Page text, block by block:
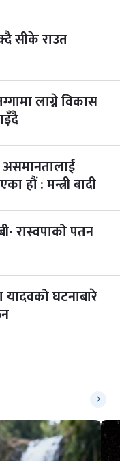
सीके राउत
लाग्ने विकास
हौं : मन्त्री बादी
रास्वपाको पतन
यादवको घटनाबारे